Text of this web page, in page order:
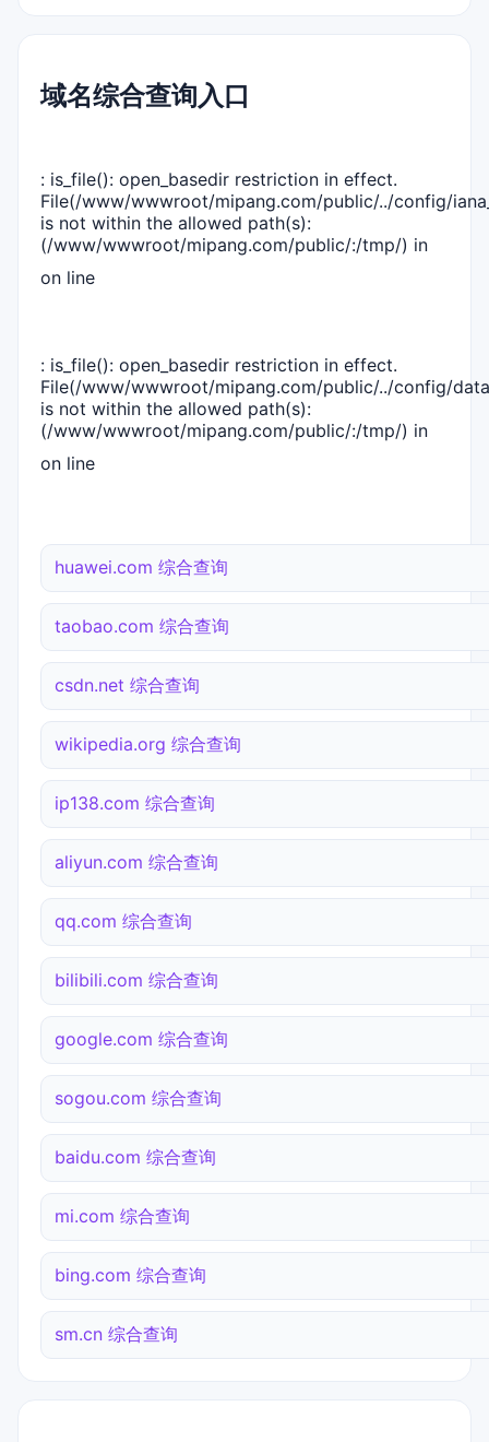
域名综合查询入口
: is_file(): open_basedir restriction in effect.
File(/www/wwwroot/mipang.com/public/../config/
is not within the allowed path(s):
(/www/wwwroot/mipang.com/public/:/tmp/) in
on line
: is_file(): open_basedir restriction in effect.
File(/www/wwwroot/mipang.com/public/../config/
is not within the allowed path(s):
(/www/wwwroot/mipang.com/public/:/tmp/) in
on line
huawei.com 综合查询
taobao.com 综合查询
csdn.net 综合查询
wikipedia.org 综合查询
ip138.com 综合查询
aliyun.com 综合查询
qq.com 综合查询
bilibili.com 综合查询
google.com 综合查询
sogou.com 综合查询
baidu.com 综合查询
mi.com 综合查询
bing.com 综合查询
sm.cn 综合查询